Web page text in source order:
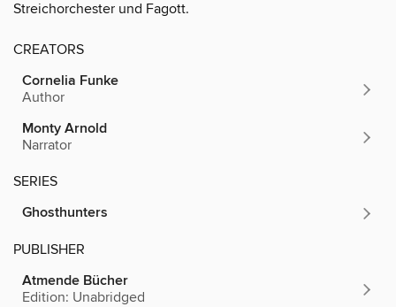
Streichorchester und Fagott.
CREATORS
Cornelia Funke
Author
Monty Arnold
Narrator
SERIES
Ghosthunters
PUBLISHER
Atmende Bücher
Edition: Unabridged